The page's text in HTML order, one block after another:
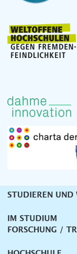
Unternavigation
STUDIEREN UND
IM STUDIUM
FORSCHUNG /